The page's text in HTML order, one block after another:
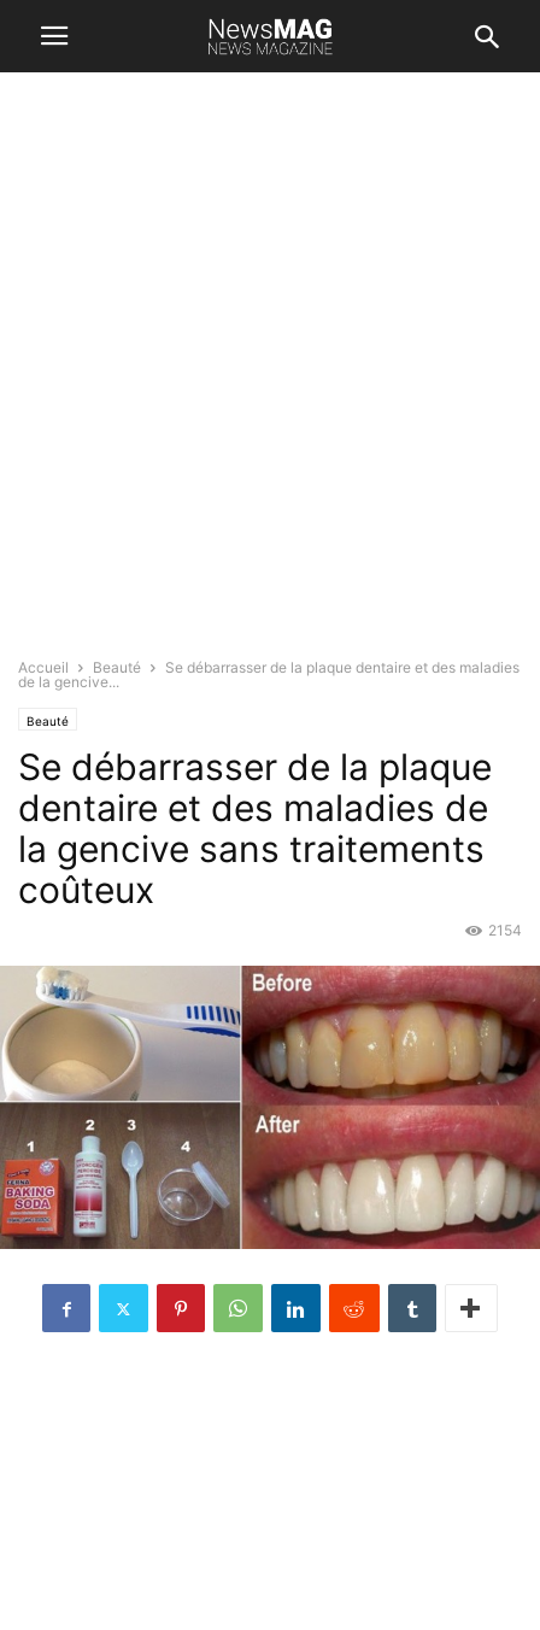
Accueil Beauté
Se débarrasser de la plaque dentaire et des maladies
de la gencive...
Beauté
Se débarrasser de la plaque
dentaire et des maladies de
la gencive sans traitements
coûteux
2154